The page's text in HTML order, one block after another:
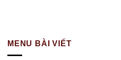
MENU BÀI VIẾT